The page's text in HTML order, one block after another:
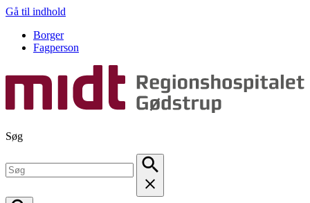
Gå til indhold
Borger
Fagperson
Søg